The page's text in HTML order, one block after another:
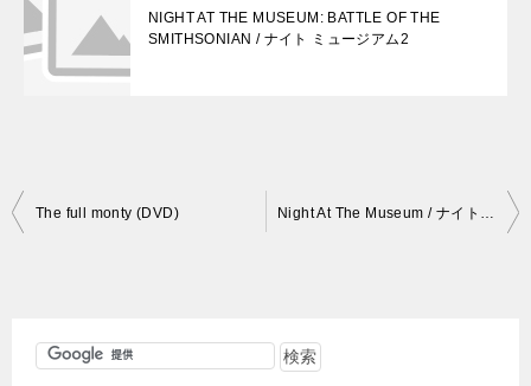
NIGHT AT THE MUSEUM: BATTLE OF THE
SMITHSONIAN / ナイト ミュージアム2
投
The full monty (DVD)